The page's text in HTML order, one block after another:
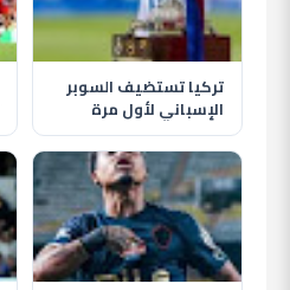
تركيا تستضيف السوبر
الإسباني لأول مرة
بمشاركة برشلونة
وريال مدريد